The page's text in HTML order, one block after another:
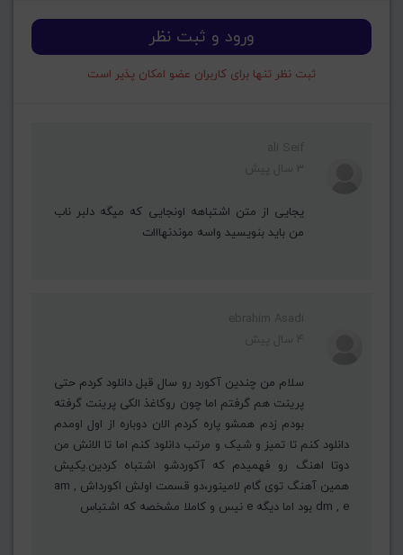
ورود و ثبت نظر
ثبت نظر تنها برای کاربران عضو امکان پذیر است
یجایی از متن اشتباهه اونجایی که میگه دلبر ناب
من باید بنویسید واسه موندنهااات
سلام من چندین آکورد رو‌ سال قبل دانلود کردم حتی
پرینت هم گرفتم اما چون رو‌کاغذ الکی پرینت گرفته
بودم زدم همشو پاره کردم الان دوباره از اول اومدم
دانلود کنم تا تمیز و شیک و مرتب دانلود کنم اما تا الانش من
دوتا اهنگ رو فهمیدم که آکوردشو اشتباه کردین.یکیش
همین آهنگ توی گام لامینور،دو قسمت اولش اکورداش am ,
dm , e بود اما دیگه e نیس و کاملا مشخصه که اشتباس